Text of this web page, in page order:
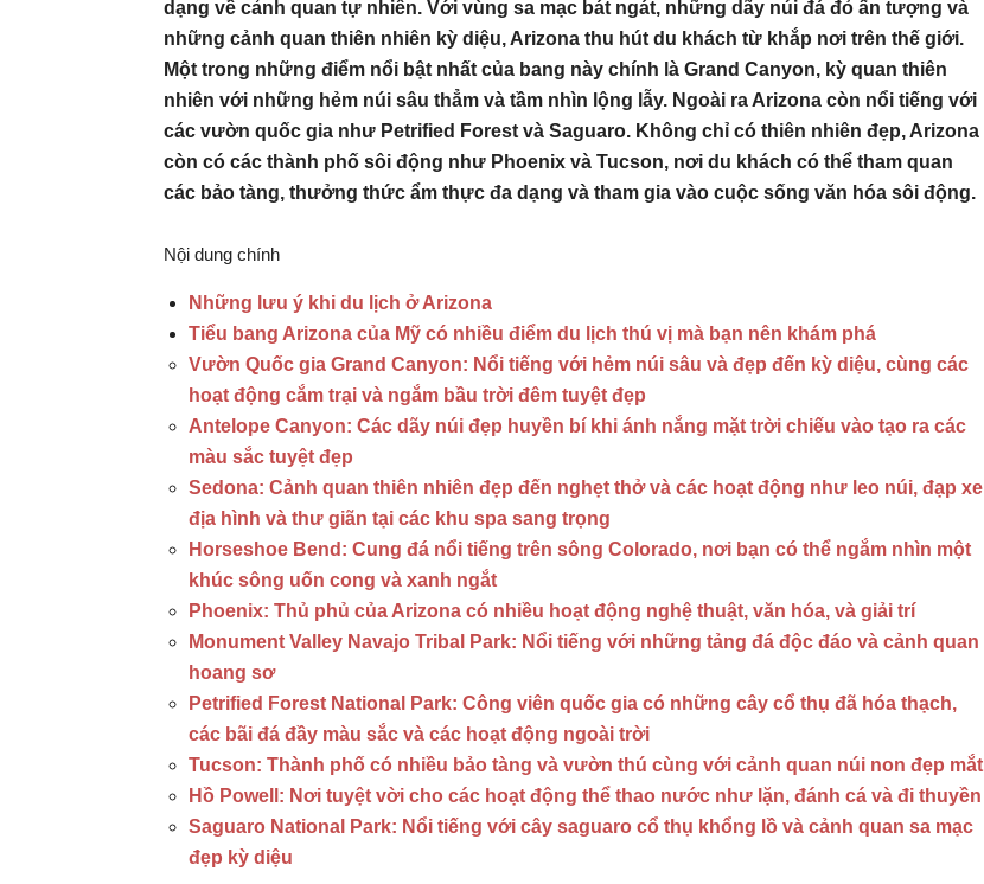
dạng về cảnh quan tự nhiên. Với vùng sa mạc bát ngát, những dãy núi đá đỏ ấn tượng và
những cảnh quan thiên nhiên kỳ diệu, Arizona thu hút du khách từ khắp nơi trên thế giới.
Một trong những điểm nổi bật nhất của bang này chính là Grand Canyon, kỳ quan thiên
nhiên với những hẻm núi sâu thẳm và tầm nhìn lộng lẫy. Ngoài ra Arizona còn nổi tiếng với
các vườn quốc gia như Petrified Forest và Saguaro. Không chỉ có thiên nhiên đẹp, Arizona
còn có các thành phố sôi động như Phoenix và Tucson, nơi du khách có thể tham quan
các bảo tàng, thưởng thức ẩm thực đa dạng và tham gia vào cuộc sống văn hóa sôi động.
Nội dung chính
Những lưu ý khi du lịch ở Arizona
Tiểu bang Arizona của Mỹ có nhiều điểm du lịch thú vị mà bạn nên khám phá
Vườn Quốc gia Grand Canyon: Nổi tiếng với hẻm núi sâu và đẹp đến kỳ diệu, cùng các
hoạt động cắm trại và ngắm bầu trời đêm tuyệt đẹp
Antelope Canyon: Các dãy núi đẹp huyền bí khi ánh nắng mặt trời chiếu vào tạo ra các
màu sắc tuyệt đẹp
Sedona: Cảnh quan thiên nhiên đẹp đến nghẹt thở và các hoạt động như leo núi, đạp xe
địa hình và thư giãn tại các khu spa sang trọng
Horseshoe Bend: Cung đá nổi tiếng trên sông Colorado, nơi bạn có thể ngắm nhìn một
khúc sông uốn cong và xanh ngắt
Phoenix: Thủ phủ của Arizona có nhiều hoạt động nghệ thuật, văn hóa, và giải trí
Monument Valley Navajo Tribal Park: Nổi tiếng với những tảng đá độc đáo và cảnh quan
hoang sơ
Petrified Forest National Park: Công viên quốc gia có những cây cổ thụ đã hóa thạch,
các bãi đá đầy màu sắc và các hoạt động ngoài trời
Tucson: Thành phố có nhiều bảo tàng và vườn thú cùng với cảnh quan núi non đẹp mắt
Hồ Powell: Nơi tuyệt vời cho các hoạt động thể thao nước như lặn, đánh cá và đi thuyền
Saguaro National Park: Nổi tiếng với cây saguaro cổ thụ khổng lồ và cảnh quan sa mạc
đẹp kỳ diệu